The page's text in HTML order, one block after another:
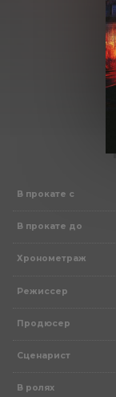
В прокате с
В прокате до
Хронометраж
Режиссер
Продюсер
Сценарист
В ролях